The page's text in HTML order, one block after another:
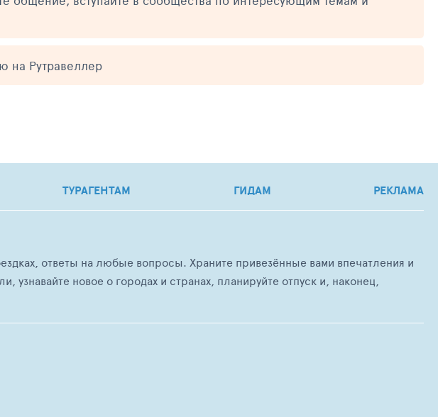
на Рутравеллер
ТУРАГЕНТАМ ГИДАМ РЕКЛАМА
ответы на любые вопросы. Храните привезённые вами впечатления и
узнавайте новое о городах и странах, планируйте отпуск и, наконец,